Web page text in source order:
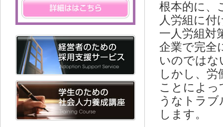
根本的に、
人労組に付
一人労組対
企業で完全
いのではな
しかし、労
ことによっ
うなトラ
します。